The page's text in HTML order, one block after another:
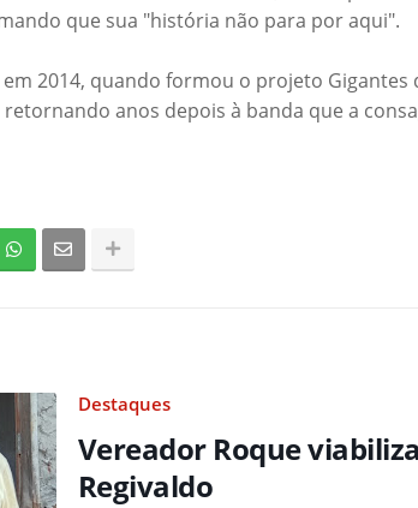
que sua "história não para por aqui".
2014, quando formou o projeto Gigantes
anos depois à banda que a
Destaques
Vereador Roque
Regivaldo